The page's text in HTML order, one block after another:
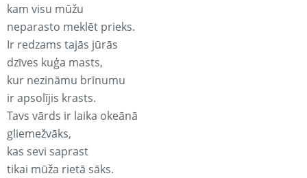
kam visu mūžu
neparasto meklēt prieks.
Ir redzams tajās jūrās
dzīves kuģa masts,
kur nezināmu brīnumu
ir apsolījis krasts.
Tavs vārds ir laika okeānā
gliemežvāks,
kas sevi saprast
tikai mūža rietā sāks.